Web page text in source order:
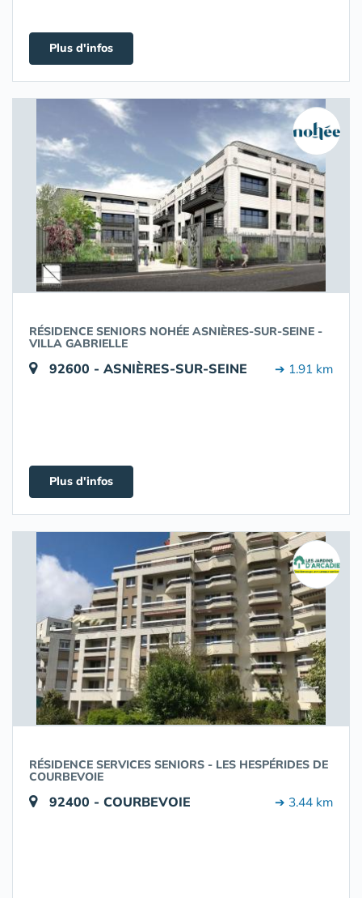
Plus d'infos
RÉSIDENCE SENIORS NOHÉE ASNIÈRES-SUR-SEINE -
VILLA GABRIELLE
92600 - ASNIÈRES-SUR-SEINE ➔ 1.91 km
Plus d'infos
RÉSIDENCE SERVICES SENIORS - LES HESPÉRIDES DE
COURBEVOIE
92400 - COURBEVOIE ➔ 3.44 km